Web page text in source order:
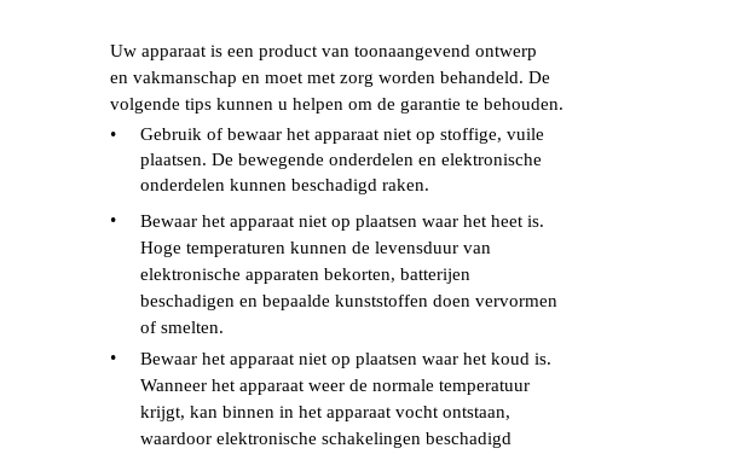
Uw apparaat is een product van toonaangevend ontwerp
en vakmanschap en moet met zorg worden behandeld. De
volgende tips kunnen u helpen om de garantie te behouden.
•
Gebruik of bewaar het apparaat niet op stoffige, vuile
plaatsen. De bewegende onderdelen en elektronische
onderdelen kunnen beschadigd raken.
•
Bewaar het apparaat niet op plaatsen waar het heet is.
Hoge temperaturen kunnen de levensduur van
elektronische apparaten bekorten, batterijen
beschadigen en bepaalde kunststoffen doen vervormen
of smelten.
•
Bewaar het apparaat niet op plaatsen waar het koud is.
Wanneer het apparaat weer de normale temperatuur
krijgt, kan binnen in het apparaat vocht ontstaan,
waardoor elektronische schakelingen beschadigd